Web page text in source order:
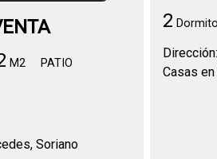
M2 PATIO
Soriano
2
Casas